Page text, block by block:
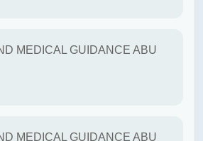
MEDICAL GUIDANCE ABU
MEDICAL GUIDANCE ABU